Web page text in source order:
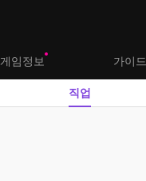
게임정보 가이드
직업